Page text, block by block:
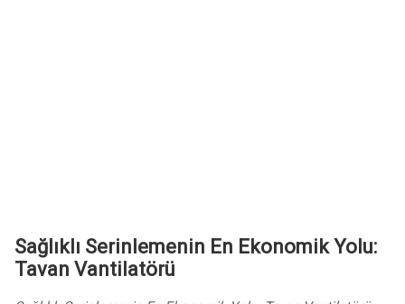
Sağlıklı Serinlemenin En Ekonomik Yolu:
Tavan Vantilatörü